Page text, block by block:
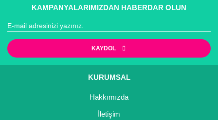
Gönder
KAMPANYALARIMIZDAN HABERDAR OLUN
KAYDOL
KURUMSAL
Hakkımızda
İletişim